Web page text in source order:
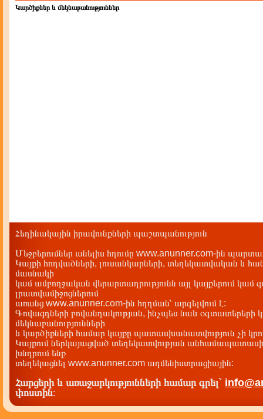
Կարծիքներ և մեկնաբանություններ
Հեղինակային իրավունքների պաշտպանություն
Մեջբերումներ անելիս հղումը www.anunner.com-ին
Կայքի հոդվածների, լուսանկարների, տեղեկատվական և
մասնակի
կամ ամբողջական վերարտադրությունն այլ կայքերում կամ
լրատվամիջոցներում
առանց www.anunner.com-ին հղղման՝ արգելվում է:
Գովազդների բովանդակության, ինչպես նաև օգտատերերի
մեկնաբանությունների
և կարծիքների համար կայքը պատասխանատվություն չի
Կայքում ներկայացված տեղեկատվության
խնդրում ենք
տեղեկացնել www.anunner.com ադմենիստրացիային:
Հարցերի և առաջարկությունների համար գրել`
փոստին: